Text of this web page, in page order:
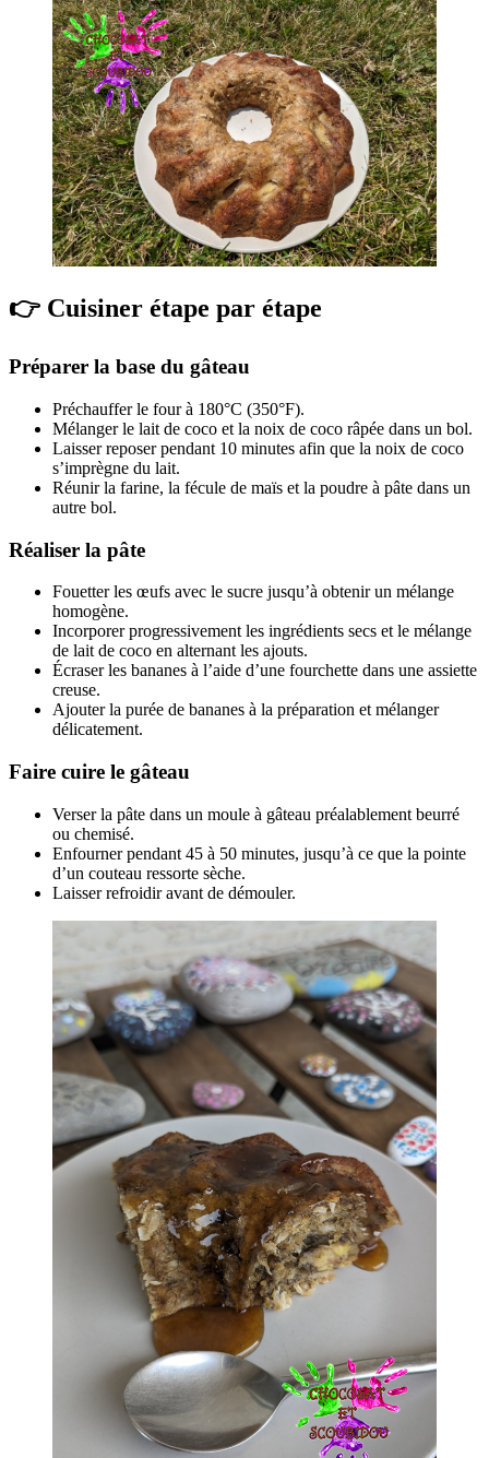
👉 Cuisiner étape par étape
Préparer la base du gâteau
Préchauffer le four à 180°C (350°F).
Mélanger le lait de coco et la noix de coco râpée dans un bol.
Laisser reposer pendant 10 minutes afin que la noix de coco
s’imprègne du lait.
Réunir la farine, la fécule de maïs et la poudre à pâte dans un
autre bol.
Réaliser la pâte
Fouetter les œufs avec le sucre jusqu’à obtenir un mélange
homogène.
Incorporer progressivement les ingrédients secs et le mélange
de lait de coco en alternant les ajouts.
Écraser les bananes à l’aide d’une fourchette dans une assiette
creuse.
Ajouter la purée de bananes à la préparation et mélanger
délicatement.
Faire cuire le gâteau
Verser la pâte dans un moule à gâteau préalablement beurré
ou chemisé.
Enfourner pendant 45 à 50 minutes, jusqu’à ce que la pointe
d’un couteau ressorte sèche.
Laisser refroidir avant de démouler.